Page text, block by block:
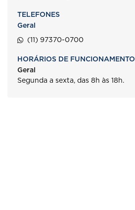
TELEFONES
Geral
(11) 97370-0700
HORÁRIOS DE FUNCIONAMENTO
Geral
Segunda a sexta, das 8h às 18h.